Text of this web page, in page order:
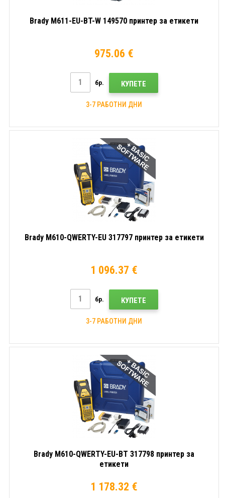
Brady M611-EU-BT-W 149570 принтер за етикети
975.06 €
бр. КУПЕТЕ
3-7 РАБОТНИ ДНИ
Brady M610-QWERTY-EU 317797 принтер за етикети
1 096.37 €
бр. КУПЕТЕ
3-7 РАБОТНИ ДНИ
Brady M610-QWERTY-EU-BT 317798 принтер за
етикети
1 178.32 €